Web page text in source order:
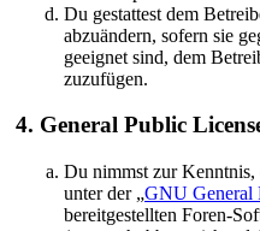
Du gestattest dem
abzuändern, sofern sie
geeignet sind, dem
zuzufügen.
4. General Public
Du nimmst zur Kenntnis,
unter der „GNU General
bereitgestellten Foren-